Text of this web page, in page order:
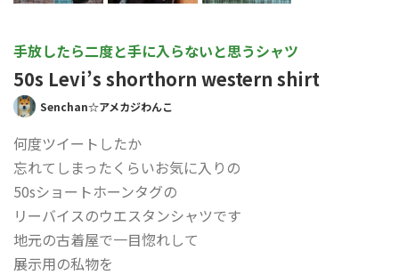
手放したら二度と手に入らないと思うシャツ
50s Levi’s shorthorn western shirt
Senchan☆アメカジわんこ
何度ツイートしたか
忘れてしまったくらいお気に入りの
50sショートホーンタグの
リーバイスのウエスタンシャツです
地元の古着屋で一目惚れして
展示用の私物を